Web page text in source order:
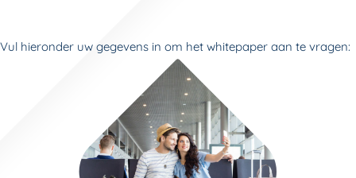
Vul hieronder uw gegevens in om het whitepaper aan te vragen: